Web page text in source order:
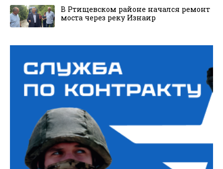
В Ртищевском районе начался ремонт
моста через реку Изнаир